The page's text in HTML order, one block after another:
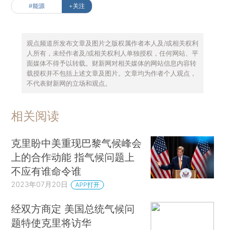
#能源 +关注
观点频道所发布文章及图片之版权属作者本人及/或相关权利
人所有，未经作者及/或相关权利人单独授权，任何网站、平
面媒体不得予以转载。财新网对相关媒体的网站信息内容转
载授权并不包括上述文章及图片。文章均为作者个人观点，
不代表财新网的立场和观点。
相关阅读
克里盼中美重现巴黎气候峰会
上的合作动能 指气候问题上
不应有谁命令谁
2023年07月20日 APP打开
经双方商定 美国总统气候问
题特使克里将访华